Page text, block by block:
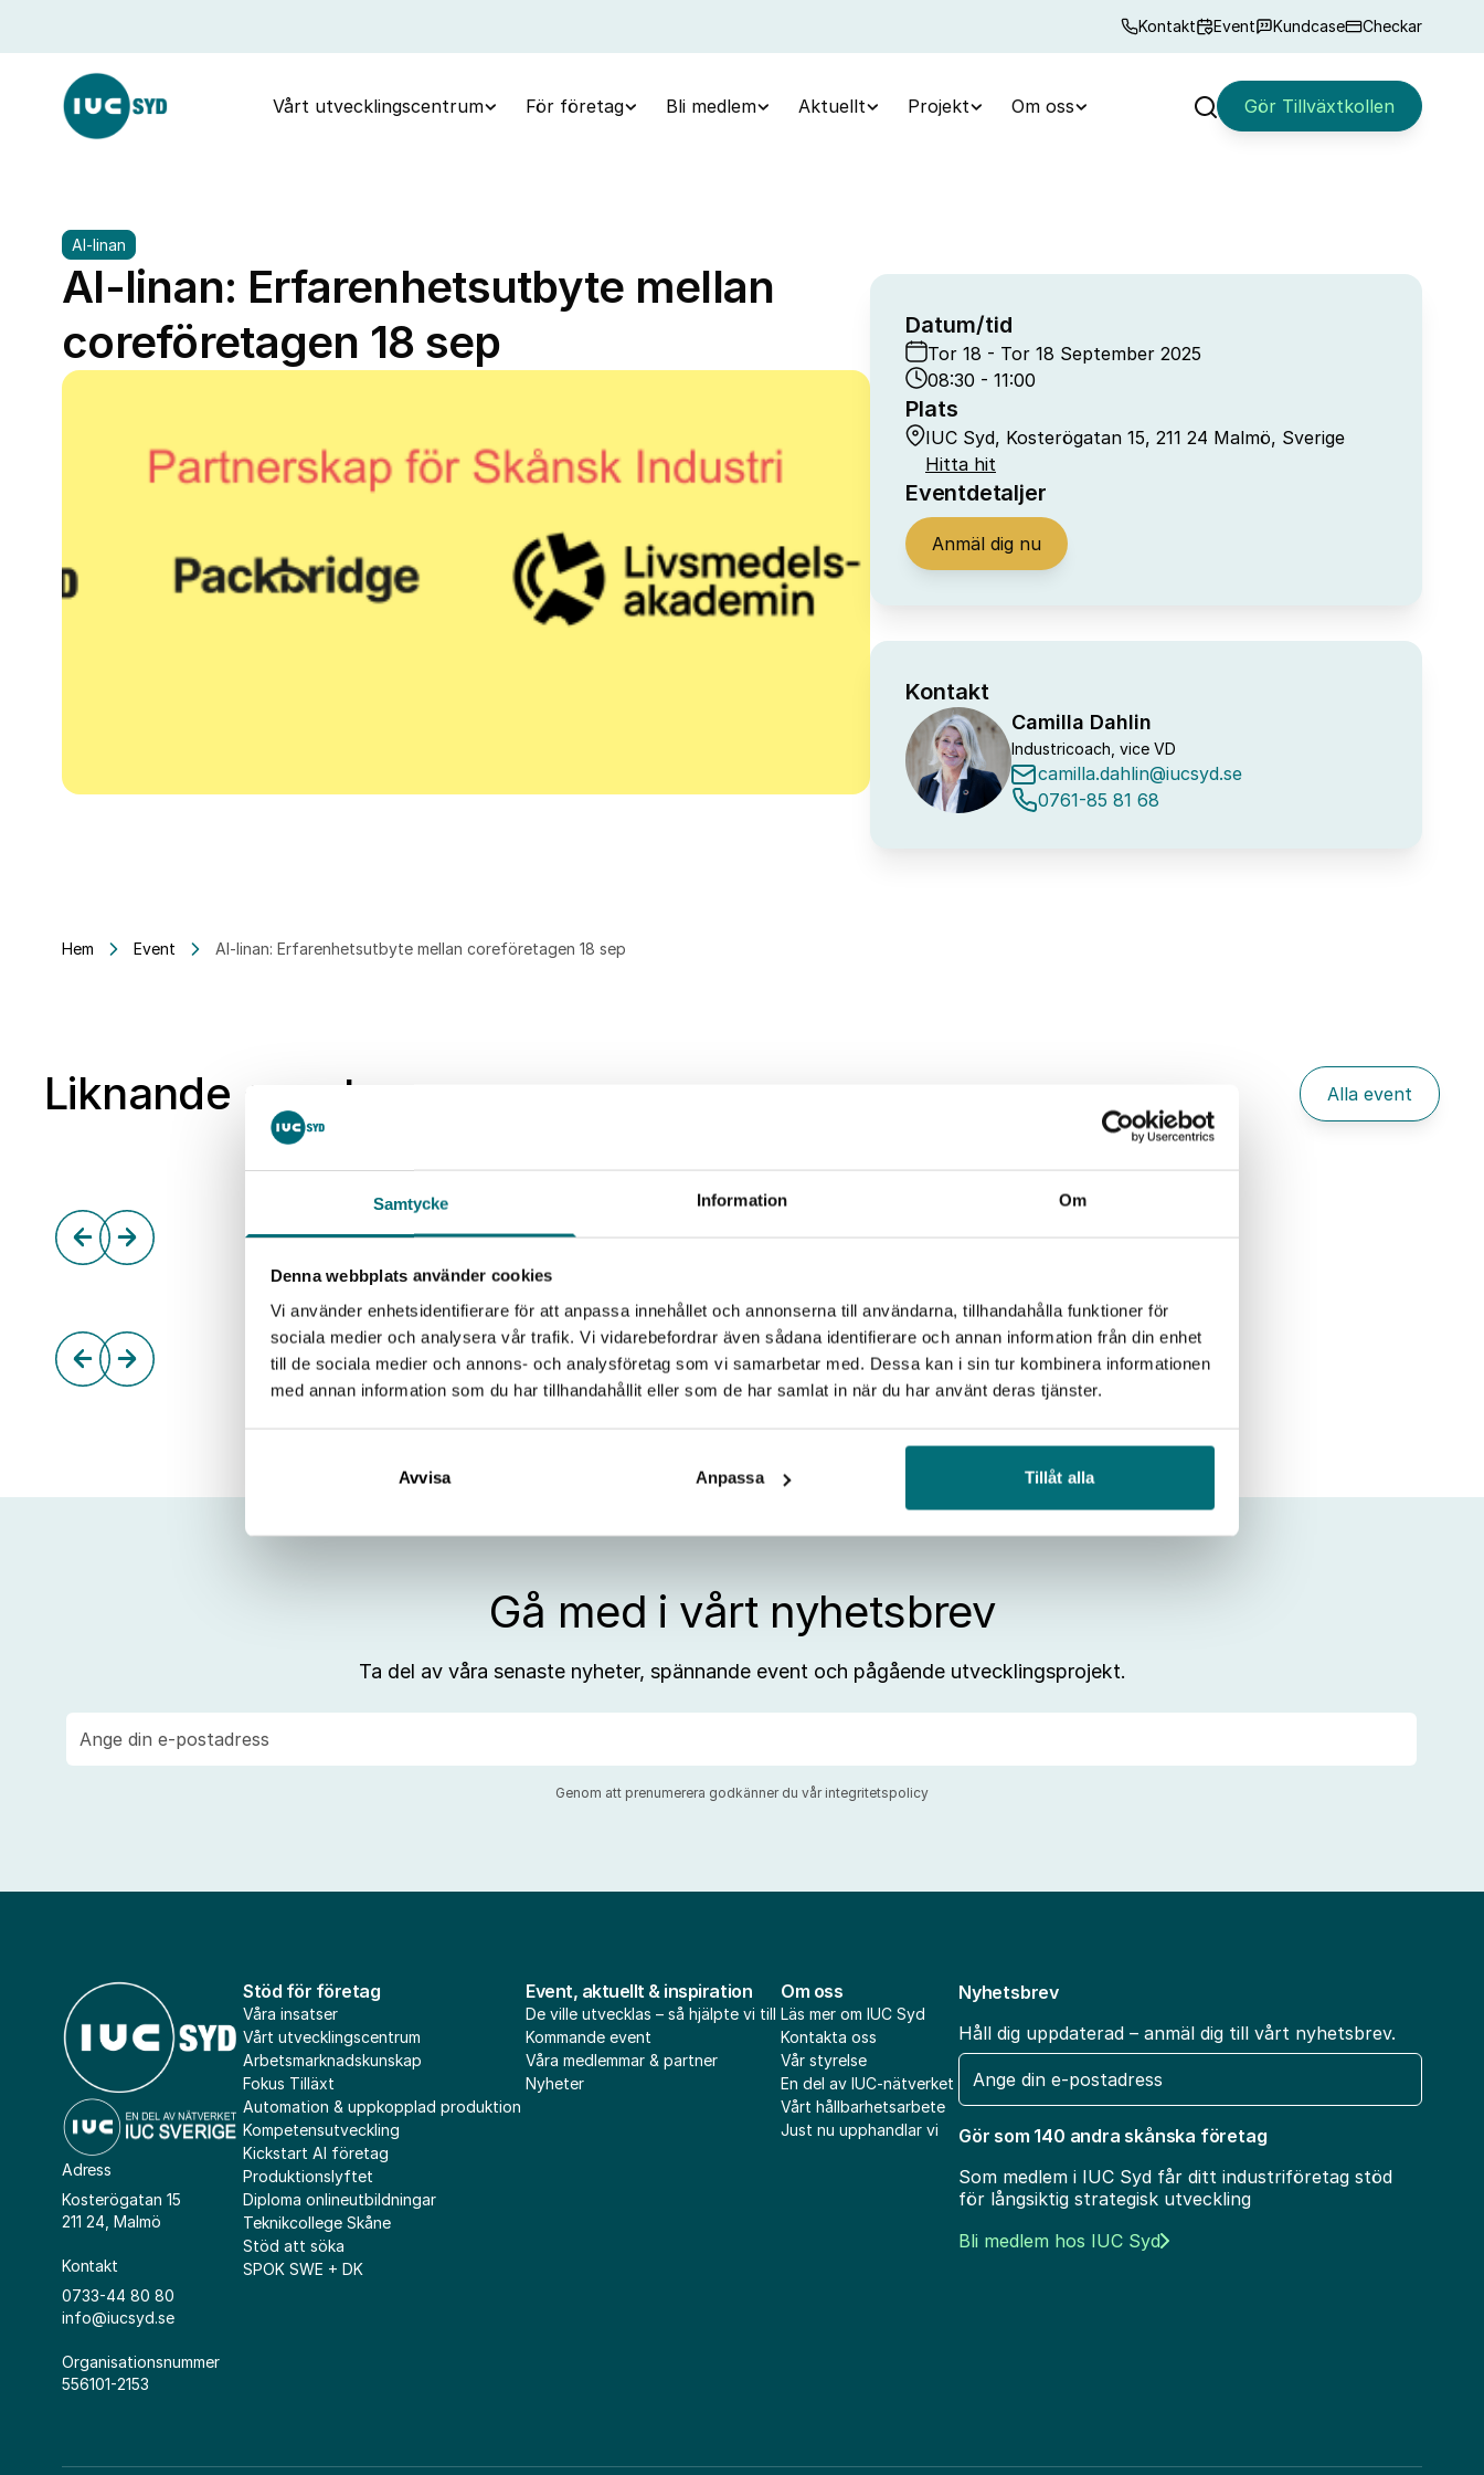
Samtycke Information Om
Denna webbplats använder cookies
Vi använder enhetsidentifierare för att anpassa innehållet och annonserna till användarna, tillhandahålla funktioner för
sociala medier och analysera vår trafik. Vi vidarebefordrar även sådana identifierare och annan information från din enhet
till de sociala medier och annons- och analysföretag som vi samarbetar med. Dessa kan i sin tur kombinera informationen
med annan information som du har tillhandahållit eller som de har samlat in när du har använt deras tjänster.
Avvisa Anpassa Tillåt alla
Kontakt Event Kundcase Checkar
Vårt utvecklingscentrum För företag Bli medlem Aktuellt Projekt Om oss Sök Gör Tillväxtkollen
AI-linan
AI-linan: Erfarenhetsutbyte mellan
coreföretagen 18 sep
Datum/tid
Tor 18 - Tor 18 September 2025
08:30 - 11:00
Plats
IUC Syd, Kosterögatan 15, 211 24 Malmö, Sverige
Hitta hit
Eventdetaljer
Anmäl dig nu
Kontakt
Camilla Dahlin
Industricoach, vice VD
camilla.dahlin@iucsyd.se
0761-85 81 68
Hem Event AI-linan: Erfarenhetsutbyte mellan coreföretagen 18 sep
Liknande event Alla event
Gå med i vårt nyhetsbrev
Ta del av våra senaste nyheter, spännande event och pågående utvecklingsprojekt.
post
Genom att prenumerera godkänner du vår integritetspolicy
Adress
Kosterögatan 15
211 24, Malmö
Kontakt
0733-44 80 80
info@iucsyd.se
Organisationsnummer
556101-2153
Stöd för företag
Våra insatser
Vårt utvecklingscentrum
Arbetsmarknadskunskap
Fokus Tilläxt
Automation & uppkopplad produktion
Kompetensutveckling
Kickstart AI företag
Produktionslyftet
Diploma onlineutbildningar
Teknikcollege Skåne
Stöd att söka
SPOK SWE + DK
Event, aktuellt & inspiration
De ville utvecklas – så hjälpte vi till
Kommande event
Våra medlemmar & partner
Nyheter
Om oss
Läs mer om IUC Syd
Kontakta oss
Vår styrelse
En del av IUC-nätverket
Vårt hållbarhetsarbete
Just nu upphandlar vi
Nyhetsbrev
Håll dig uppdaterad – anmäl dig till vårt nyhetsbrev.
E-
post
Gör som 140 andra skånska företag
Som medlem i IUC Syd får ditt industriföretag stöd
för långsiktig strategisk utveckling
Bli medlem hos IUC Syd